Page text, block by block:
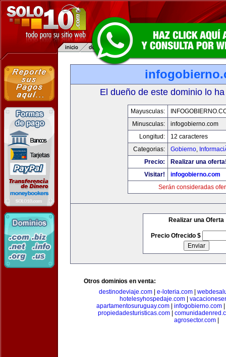
El dueño de este dominio lo
Mayusculas:
Minusculas:
infogobierno.com
Longitud:
12 caracteres
Categorias:
Gobierno,
Precio:
Realizar una
Visitar!
infogobierno.com
Serán consideradas
Realizar una Oferta
Precio Ofrecido $
Otros dominios en venta:
destinodeviaje.com
e-loteria.com
hotelesyhospedaje.com
apartamentosuruguay.com
infogobierno.com
propiedadesturisticas.com|
agrosector.com|